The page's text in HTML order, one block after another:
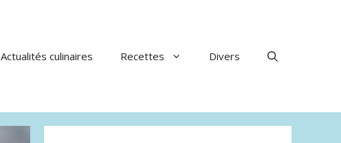
Actualités culinaires Recettes Divers